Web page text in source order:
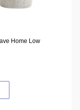
Home Low